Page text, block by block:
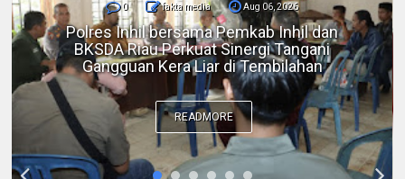
0 fakta media Aug 06, 2026
DPC IKADIN Pekanbaru Kutuk Premanisme,
Desak Polda Riau Beri Perlindungan terhadap
Advokat
READMORE